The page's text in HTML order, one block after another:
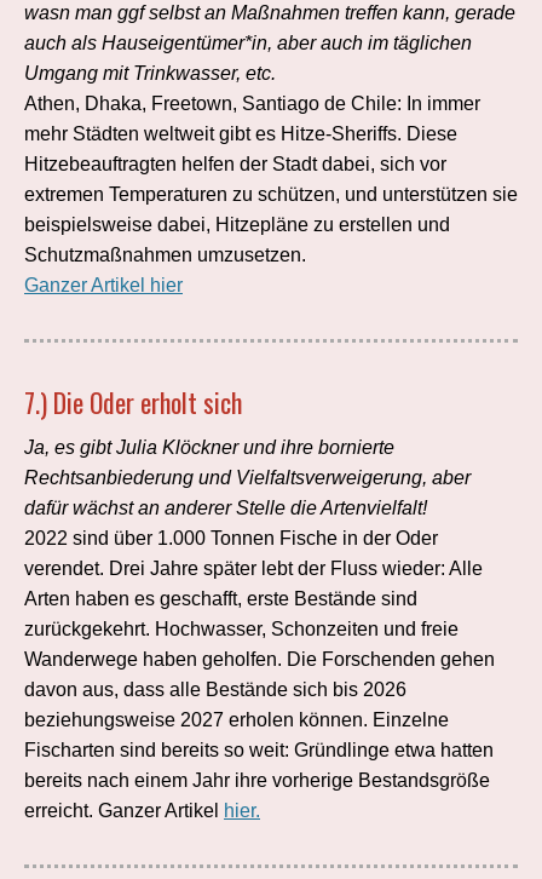
wasn man ggf selbst an Maßnahmen treffen kann, gerade
auch als Hauseigentümer*in, aber auch im täglichen
Umgang mit Trinkwasser, etc.
Athen, Dhaka, Freetown, Santiago de Chile: In immer
mehr Städten weltweit gibt es Hitze-Sheriffs. Diese
Hitzebeauftragten helfen der Stadt dabei, sich vor
extremen Temperaturen zu schützen, und unterstützen sie
beispielsweise dabei, Hitzepläne zu erstellen und
Schutzmaßnahmen umzusetzen.
Ganzer Artikel hier
7.) Die Oder erholt sich
Ja, es gibt Julia Klöckner und ihre bornierte
Rechtsanbiederung und Vielfaltsverweigerung, aber
dafür wächst an anderer Stelle die Artenvielfalt!
2022 sind über 1.000 Tonnen Fische in der Oder
verendet. Drei Jahre später lebt der Fluss wieder: Alle
Arten haben es geschafft, erste Bestände sind
zurückgekehrt. Hochwasser, Schonzeiten und freie
Wanderwege haben geholfen. Die Forschenden gehen
davon aus, dass alle Bestände sich bis 2026
beziehungsweise 2027 erholen können. Einzelne
Fischarten sind bereits so weit: Gründlinge etwa hatten
bereits nach einem Jahr ihre vorherige Bestandsgröße
erreicht. Ganzer Artikel hier.